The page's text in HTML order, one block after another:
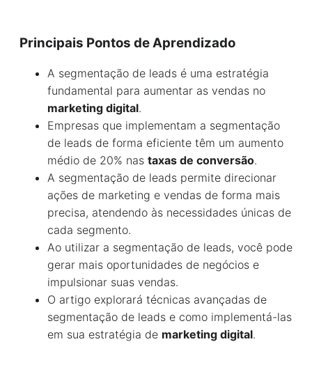
Principais Pontos de Aprendizado
A segmentação de leads é uma estratégia
fundamental para aumentar as vendas no
marketing digital.
Empresas que implementam a segmentação
de leads de forma eficiente têm um aumento
médio de 20% nas taxas de conversão.
A segmentação de leads permite direcionar
ações de marketing e vendas de forma mais
precisa, atendendo às necessidades únicas de
cada segmento.
Ao utilizar a segmentação de leads, você pode
gerar mais oportunidades de negócios e
impulsionar suas vendas.
O artigo explorará técnicas avançadas de
segmentação de leads e como implementá-las
em sua estratégia de marketing digital.